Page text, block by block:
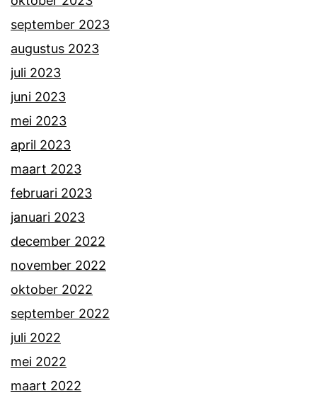
september 2023
augustus 2023
juli 2023
juni 2023
mei 2023
april 2023
maart 2023
februari 2023
januari 2023
december 2022
november 2022
oktober 2022
september 2022
juli 2022
mei 2022
maart 2022